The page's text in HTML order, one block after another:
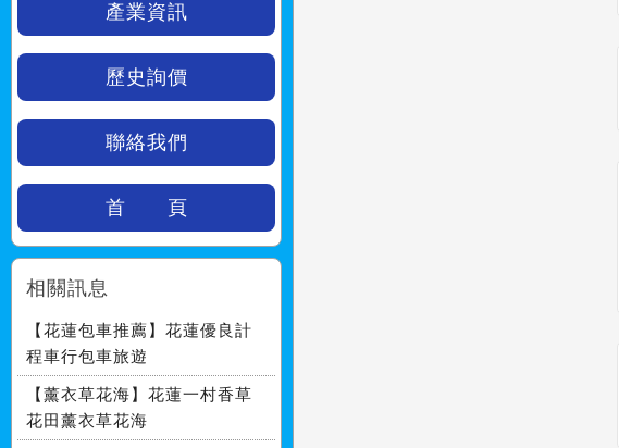
產業資訊
歷史詢價
聯絡我們
首 頁
相關訊息
【花蓮包車推薦】花蓮優良計
程車行包車旅遊
【薰衣草花海】花蓮一村香草
花田薰衣草花海